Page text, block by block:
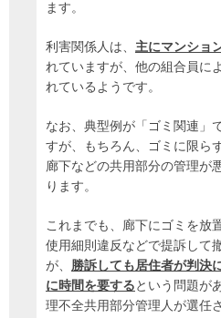
ます。
利害関係人は、 主にマンショ
れていますが、他の組合員に
れているようです。
なお、典型例が「ゴミ関連」
すが、もちろん、ゴミに限ら
廊下などの共用部分の管理が
ります。
これまでも、廊下にゴミを放
使用細則違反などで提訴して
が、 勝訴しても居住者が判決
に時間を要する という問題が
理不全共用部分管理人が選任